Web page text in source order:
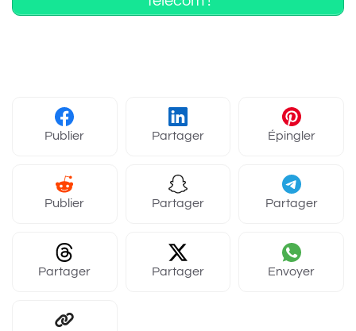
Publier Partager Épingler
Publier Partager Partager
Partager Partager Envoyer